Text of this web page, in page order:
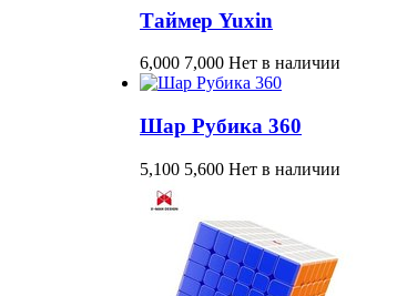
Таймер Yuxin
6,000 7,000 Нет в наличии
Шар Рубика 360
5,100 5,600 Нет в наличии